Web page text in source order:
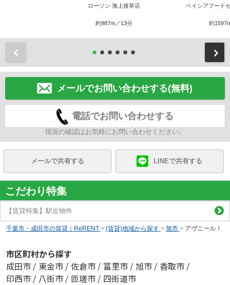
ローソン 海上後草店
約987m／13分
ベイシアフード
約
メールでお問い合わせする(無料)
電話でお問い合わせする
現況の確認はお気軽にお問い合わせください。
メールで共有する LINEで共有する
こだわり特集
【賃貸特集】駅近物件
千葉市・成田市の賃貸｜ReRENT > (賃貸)地域から探す > 旭市 > アヴニールⅠ
市区町村から探す
成田市 / 東金市 / 佐倉市 / 富里市 / 旭市 / 香取市 /
印西市 / 八街市 / 匝瑳市 / 四街道市